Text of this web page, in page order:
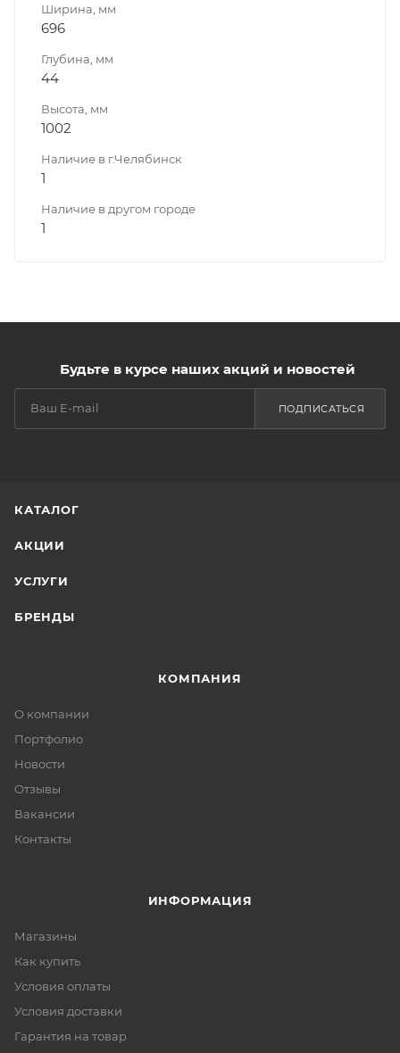
Ширина, мм
696
Глубина, мм
44
Высота, мм
1002
Наличие в г.Челябинск
1
Наличие в другом городе
1
Будьте в курсе наших акций и новостей
ПОДПИСАТЬСЯ
КАТАЛОГ
АКЦИИ
УСЛУГИ
БРЕНДЫ
КОМПАНИЯ
О компании
Портфолио
Новости
Отзывы
Вакансии
Контакты
ИНФОРМАЦИЯ
Магазины
Как купить
Условия оплаты
Условия доставки
Гарантия на товар